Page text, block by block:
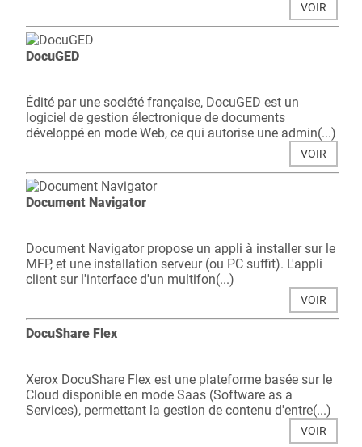
VOIR
DocuGED
Édité par une société française, DocuGED est un
logiciel de gestion électronique de documents
développé en mode Web, ce qui autorise une admin(...)
VOIR
Document Navigator
Document Navigator propose un appli à installer sur le
MFP, et une installation serveur (ou PC suffit). L'appli
client sur l'interface d'un multifon(...)
VOIR
DocuShare Flex
Xerox DocuShare Flex est une plateforme basée sur le
Cloud disponible en mode Saas (Software as a
Services), permettant la gestion de contenu d'entre(...)
VOIR